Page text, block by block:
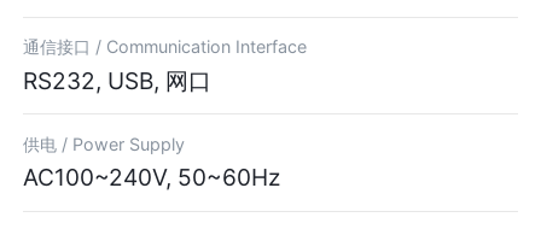
通信接口 / Communication Interface
RS232, USB, 网口
供电 / Power Supply
AC100~240V, 50~60Hz